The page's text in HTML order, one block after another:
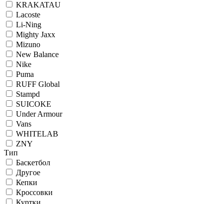
KRAKATAU
Lacoste
Li-Ning
Mighty Jaxx
Mizuno
New Balance
Nike
Puma
RUFF Global
Stampd
SUICOKE
Under Armour
Vans
WHITELAB
ZNY
Тип
Баскетбол
Другое
Кепки
Кроссовки
Куртки